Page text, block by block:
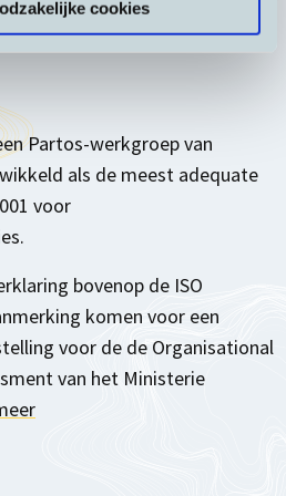
cookies
Partos-werkgroep van
als de meest adequate
voor
bovenop de ISO
komen voor een
voor de de Organisational
van het Ministerie